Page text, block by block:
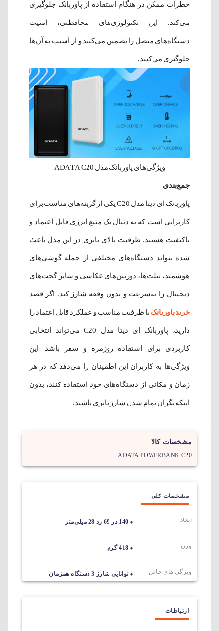
خطرات ممکن در هنگام استفاده از پاوربانک جلوگیری
می‌کند. این تکنولوژی‌های محافظتی، امنیت
دستگاه‌های متصل را تضمین می‌کنند و از آسیب به آن‌ها
جلوگیری می‌کنند.
ویژگی‌های پاوربانک مدل ADATA C20
جمع‌بندی
پاوربانک ای دیتا مدل C20 یکی از گزینه‌های مناسب برای
کاربرانی است که به دنبال یک منبع انرژی قابل اعتماد و
باکیفیت هستند. ظرفیت بالای باتری در این مدل باعث
شده بتواند دستگاه‌های مختلفی از جمله گوشی‌های
هوشمند، تبلت‌ها، دوربین‌های عکاسی و سایر گجت‌های
دیجیتال را به‌سرعت و بدون وقفه شارژ کند. اگر قصد
خرید پاوربانک با ظرفیت مناسب و عملکرد قابل اعتماد را
دارید، پاوربانک ای دیتا مدل C20 می‌تواند انتخابی
کاربردی برای استفاده روزمره و سفر باشد. این
ویژگی‌ها به کاربران این اطمینان را می‌دهد که در هر
زمان و مکانی از دستگاه‌های خود استفاده کنند، بدون
اینکه نگران تمام شدن شارژ باتری باشند.
مشخصات کالا
ADATA POWERBANK C20
مشخصات کلی
ابعاد 140 در 69 رد 28 میلی‌متر
وزن 418 گرم
ویژگی های خاص توانایی شارژ 3 دستگاه همزمان
ارتباطات